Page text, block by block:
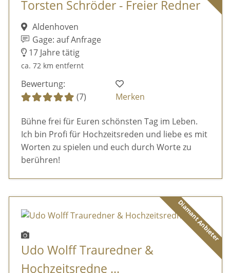
Torsten Schröder - Freier Redner
Aldenhoven
Gage: auf Anfrage
17 Jahre tätig
ca. 72 km entfernt
Bewertung:
(7)
Merken
Bühne frei für Euren schönsten Tag im Leben.
Ich bin Profi für Hochzeitsreden und liebe es mit
Worten zu spielen und euch durch Worte zu
berühren!
Diamant Anbieter
Udo Wolff Trauredner &
Hochzeitsredne ...